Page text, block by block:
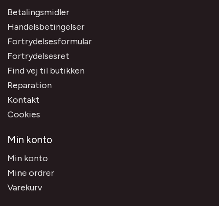
Betalingsmidler
Handelsbetingelser
Fortrydelsesformular
Fortrydelsesret
Find vej til butikken
Reparation
Kontakt
Cookies
Min konto
Min konto
Mine ordrer
Varekurv